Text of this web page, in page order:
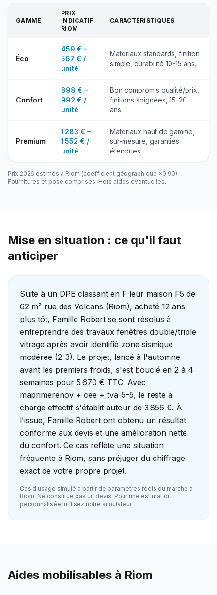
GAMME
PRIX
INDICATIF
RIOM
CARACTÉRISTIQUES
Éco
459 € –
567 € /
unité
Matériaux standards, finition
simple, durabilité 10-15 ans.
Confort
898 € –
992 € /
unité
Bon compromis qualité/prix,
finitions soignées, 15-20
ans.
Premium
1 283 € –
1 552 € /
unité
Matériaux haut de gamme,
sur-mesure, garanties
étendues.
Prix 2026 estimés à Riom (coefficient géographique ×0.90).
Fournitures et pose comprises. Hors aides éventuelles.
Mise en situation : ce qu'il faut
anticiper
Suite à un DPE classant en F leur maison F5 de
62 m² rue des Volcans (Riom), acheté 12 ans
plus tôt, Famille Robert se sont résolus à
entreprendre des travaux fenêtres double/triple
vitrage après avoir identifié zone sismique
modérée (2-3). Le projet, lancé à l'automne
avant les premiers froids, s'est bouclé en 2 à 4
semaines pour 5 670 € TTC. Avec
maprimerenov + cee + tva-5-5, le reste à
charge effectif s'établit autour de 3 856 €. À
l'issue, Famille Robert ont obtenu un résultat
conforme aux devis et une amélioration nette
du confort. Ce cas reflète une situation
fréquente à Riom, sans préjuger du chiffrage
exact de votre propre projet.
Cas d'usage simulé à partir de paramètres réels du marché à
Riom. Ne constitue pas un devis. Pour une estimation
personnalisée, utilisez notre simulateur.
Aides mobilisables à Riom